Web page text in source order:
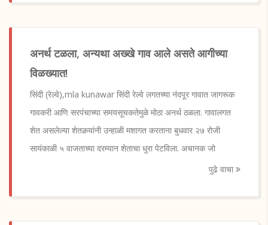
अनर्थ टळला, अन्यथा अख्खे गाव आले असते आगीच्या
विळख्यात!
सिंदी (रेल्वे),mla kunawar सिंदी रेल्वे लगतच्या नंदपूर गावात जागरूक
गावकरी आणि सरपंचाच्या समयसूचकतेमुळे मोठा अनर्थ ठळला. गावालगत
शेत असलेल्या शेतकर्‍यांनी उन्हाळी मशागत करताना बुधवार २७ रोजी
सायंकाळी ५ वाजताच्या दरम्यान शेताचा धुरा पेटविला. अचानक जो
पुढे वाचा